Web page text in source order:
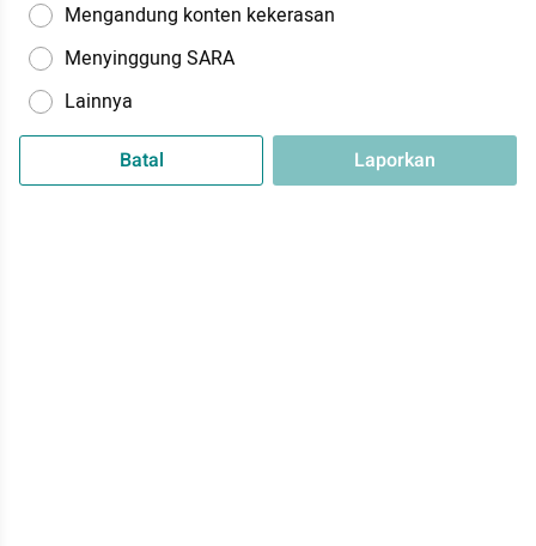
Mengandung konten kekerasan
Menyinggung SARA
Lainnya
Batal Laporkan